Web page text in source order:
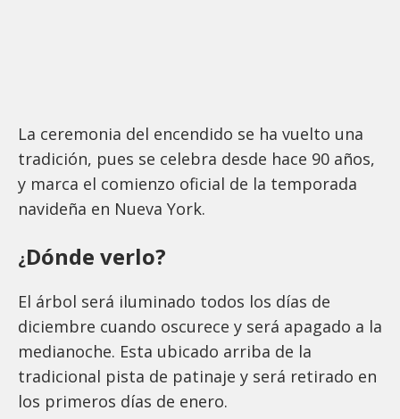
La ceremonia del encendido se ha vuelto una
tradición, pues se celebra desde hace 90 años,
y marca el comienzo oficial de la temporada
navideña en Nueva York.
¿Dónde verlo?
El árbol será iluminado todos los días de
diciembre cuando oscurece y será apagado a la
medianoche. Esta ubicado arriba de la
tradicional pista de patinaje y será retirado en
los primeros días de enero.